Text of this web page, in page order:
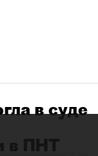
в суде
в ПНТ